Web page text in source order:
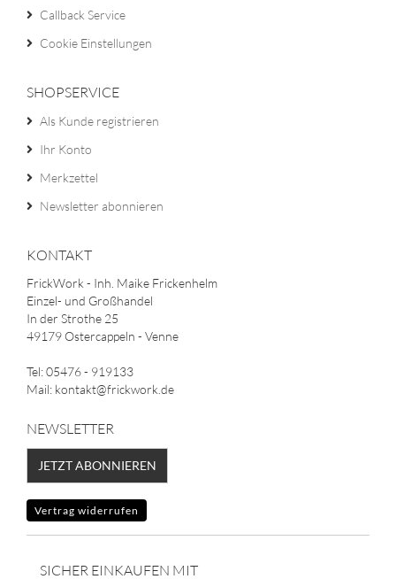
Callback Service
Cookie Einstellungen
SHOPSERVICE
Als Kunde registrieren
Ihr Konto
Merkzettel
Newsletter abonnieren
KONTAKT
FrickWork - Inh. Maike Frickenhelm
Einzel- und Großhandel
In der Strothe 25
49179 Ostercappeln - Venne
Tel: 05476 - 919133
Mail: kontakt@frickwork.de
NEWSLETTER
JETZT ABONNIEREN
Vertrag widerrufen
SICHER EINKAUFEN MIT